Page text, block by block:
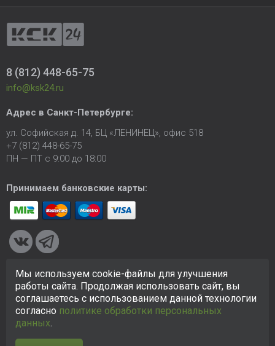
8 (812) 448-65-75
info@ksk24.ru
Адрес в Санкт-Петербурге:
ул. Софийская д. 14, БЦ «ЛЕНИНЕЦ», офис 518
+7 (812) 448-65-75
ПН — ПТ с 9:00 до 18:00
Принимаем банковские карты:
© 2005-2026 ООО «КСК». Сайтhttps://ksk24.ruсоздан
исключительно в информационных целях и любая информация
на сайте не является публичной офертой.Политика в
отношении персональных данных
Мы используем cookie-файлы для улучшения
работы сайта. Продолжая использовать сайт, вы
соглашаетесь с использованием данной технологии
согласно политике обработки персональных
данных.